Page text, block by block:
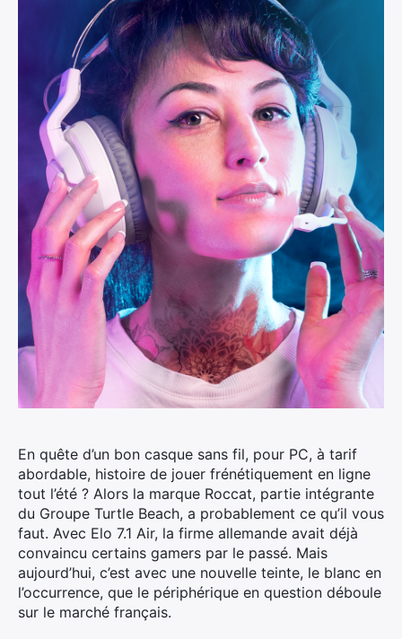
En quête d’un bon casque sans fil, pour PC, à tarif
abordable, histoire de jouer frénétiquement en ligne
tout l’été ? Alors la marque Roccat, partie intégrante
du Groupe Turtle Beach, a probablement ce qu’il vous
faut. Avec Elo 7.1 Air, la firme allemande avait déjà
convaincu certains gamers par le passé. Mais
aujourd’hui, c’est avec une nouvelle teinte, le blanc en
l’occurrence, que le périphérique en question déboule
sur le marché français.